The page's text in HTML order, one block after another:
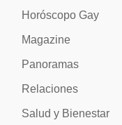
Horóscopo Gay
Magazine
Panoramas
Relaciones
Salud y Bienestar